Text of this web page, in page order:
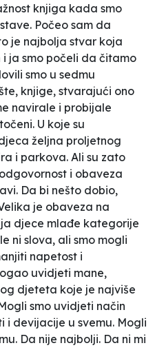
knjiga kada smo
Počeo sam da
je najbolja stvar koja
i ja smo počeli da čitamo
smo u sedmu
knjige, stvarajući ono
navirale i probijale
U koje su
željna proljetnog
i parkova. Ali su zato
i obaveza
Da bi nešto dobio,
je obaveza na
djece mlađe kategorije
ni slova, ali smo mogli
napetost i
uvidjeti mane,
djeteta koje je najviše
smo uvidjeti način
i devijacije u svemu. Mogli
Da nije najbolji. Da ni mi